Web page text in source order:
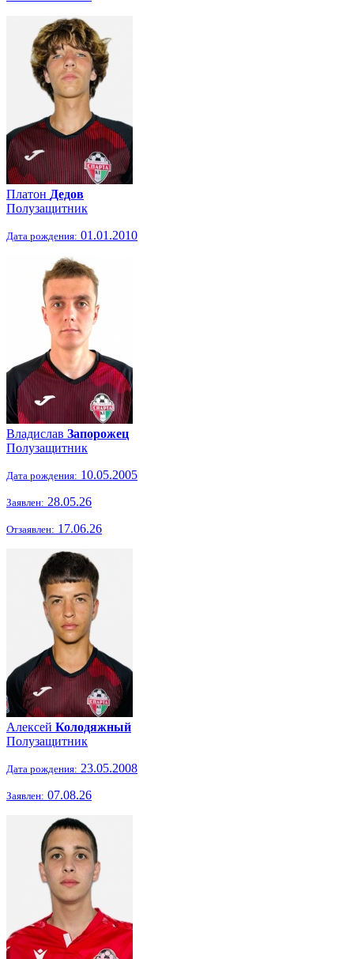
Платон Дедов
Полузащитник
Дата рождения: 01.01.2010
Владислав Запорожец
Полузащитник
Дата рождения: 10.05.2005
Заявлен: 28.05.26
Отзаявлен: 17.06.26
Алексей Колодяжный
Полузащитник
Дата рождения: 23.05.2008
Заявлен: 07.08.26